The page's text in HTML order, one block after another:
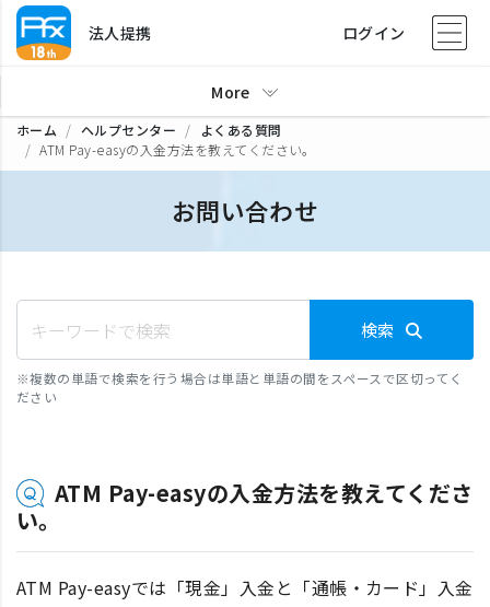
法人提携 ログイン
More
ホーム ヘルプセンター
よくある質問
ATM Pay-easyの入金方法を教えてください。
お問い合わせ
検索
※複数の単語で検索を行う場合は単語と単語の間をスペースで区切ってく
ださい
ATM Pay-easyの入金方法を教えてくださ
い。
ATM Pay-easyでは「現金」入金と「通帳・カード」入金